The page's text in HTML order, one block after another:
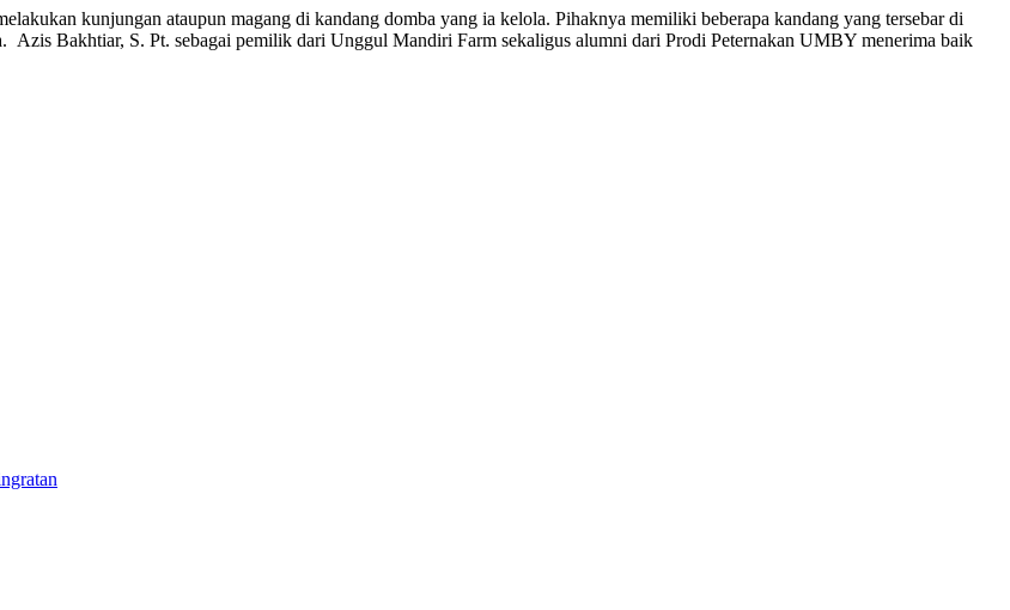
kunjungan ataupun magang di kandang domba yang ia kelola. Pihaknya memiliki beberapa kandang yang tersebar di
Azis Bakhtiar, S. Pt. sebagai pemilik dari Unggul Mandiri Farm sekaligus alumni dari Prodi Peternakan UMBY menerima baik